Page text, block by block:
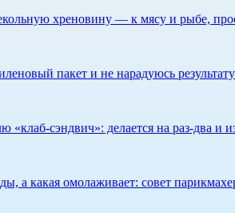
хреновину — к мясу и рыбе,
пакет и не нарадуюсь
«клаб-сэндвич»: делается на раз-два и
а какая омолаживает: совет